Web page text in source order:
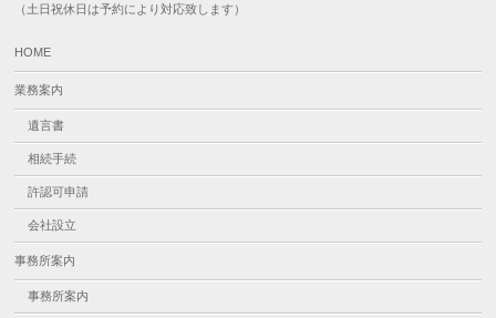
（土日祝休日は予約により対応致します）
HOME
業務案内
遺言書
相続手続
許認可申請
会社設立
事務所案内
事務所案内